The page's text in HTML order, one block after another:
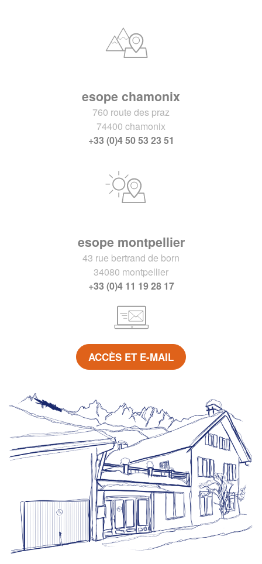
esope chamonix
760 route des praz
74400 chamonix
+33 (0)4 50 53 23 51
esope montpellier
43 rue bertrand de born
34080 montpellier
+33 (0)4 11 19 28 17
ACCÈS ET E-MAIL